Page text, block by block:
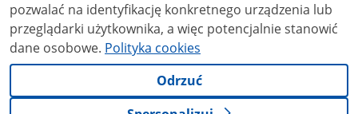
pozwalać na identyfikację konkretnego urządzenia lub
przeglądarki użytkownika, a więc potencjalnie stanowić
dane osobowe. Polityka cookies
Odrzuć